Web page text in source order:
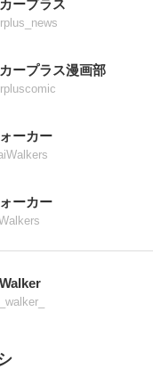
ープラス
ープラス漫画部
ーカー
ーカー